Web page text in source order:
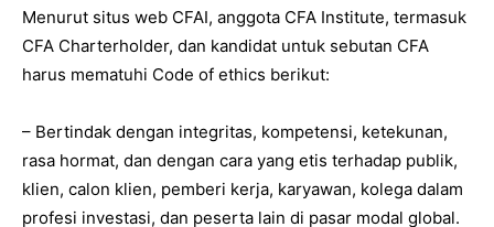
Menurut situs web CFAI, anggota CFA Institute, termasuk
CFA Charterholder, dan kandidat untuk sebutan CFA
harus mematuhi Code of ethics berikut:
– Bertindak dengan integritas, kompetensi, ketekunan,
rasa hormat, dan dengan cara yang etis terhadap publik,
klien, calon klien, pemberi kerja, karyawan, kolega dalam
profesi investasi, dan peserta lain di pasar modal global.